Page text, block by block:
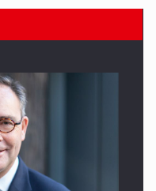
TECHNOLOGY FOR